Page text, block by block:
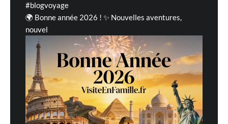
#blogvoyage
🌍 Bonne année 2026 ! ✨ Nouvelles aventures,
nouvel